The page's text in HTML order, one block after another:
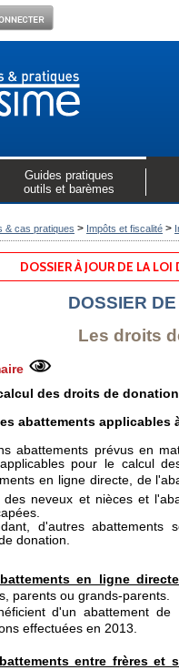
Guides pratiques
outils et barèmes
& cas pratiques > Impôts et fiscalité >
DOSSIER À JOUR DE LA
DOSSIER
Les droits
des droits de donation
abattements applicables
abattements prévus en
pour le calcul
en ligne directe, de
des neveux et nièces et
d'autres abattements
donation.
en ligne directe
parents ou grands-parents.
d'un abattement
effectuées en 2013.
entre frères et